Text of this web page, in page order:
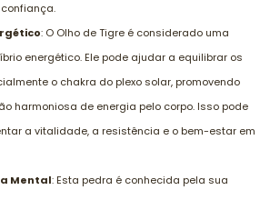
: O Olho de Tigre é considerado uma
energético. Ele pode ajudar a equilibrar os
o chakra do plexo solar, promovendo
harmoniosa de energia pelo corpo. Isso pode
a vitalidade, a resistência e o bem-estar em
Mental: Esta pedra é conhecida pela sua